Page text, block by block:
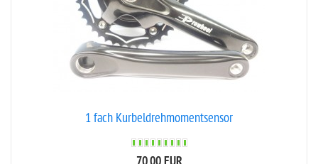
1 fach Kurbeldrehmomentsensor